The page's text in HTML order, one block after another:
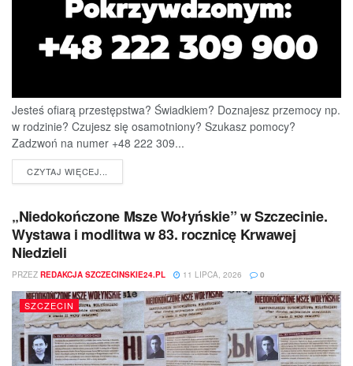
Jesteś ofiarą przestępstwa? Świadkiem? Doznajesz przemocy np.
w rodzinie? Czujesz się osamotniony? Szukasz pomocy?
Zadzwoń na numer +48 222 309...
CZYTAJ WIĘCEJ...
„Niedokończone Msze Wołyńskie” w Szczecinie.
Wystawa i modlitwa w 83. rocznicę Krwawej
Niedzieli
PRZEZ REDAKCJA SZCZECINSKIE24.PL 11 LIPCA, 2026 0
SZCZECIN